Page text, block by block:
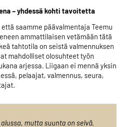
– yhdessä kohti tavoitetta
saamme päävalmentaja Teemu
ammattilaisen vetämään tätä
tahtotila on seistä valmennuksen
mahdolliset olosuhteet työn
arjessa. Liigaan ei mennä yksin
pelaajat, valmennus, seura,
mutta suunta on selvä.